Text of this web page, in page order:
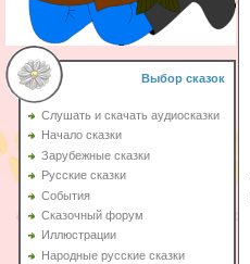
Выбор сказок
Слушать и скачать аудиосказки
Начало сказки
Зарубежные сказки
Русские сказки
События
Сказочный форум
Иллюстрации
Народные русские сказки